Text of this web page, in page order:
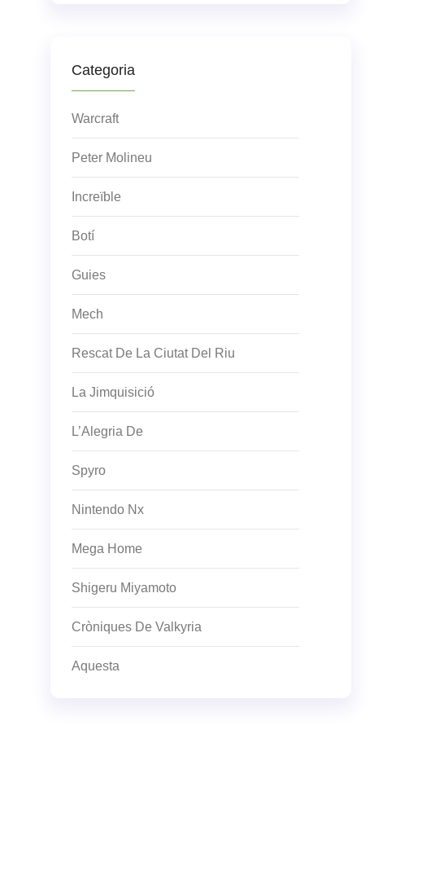
Categoria
Warcraft
Peter Molineu
Increïble
Botí
Guies
Mech
Rescat De La Ciutat Del Riu
La Jimquisició
L’Alegria De
Spyro
Nintendo Nx
Mega Home
Shigeru Miyamoto
Cròniques De Valkyria
Aquesta